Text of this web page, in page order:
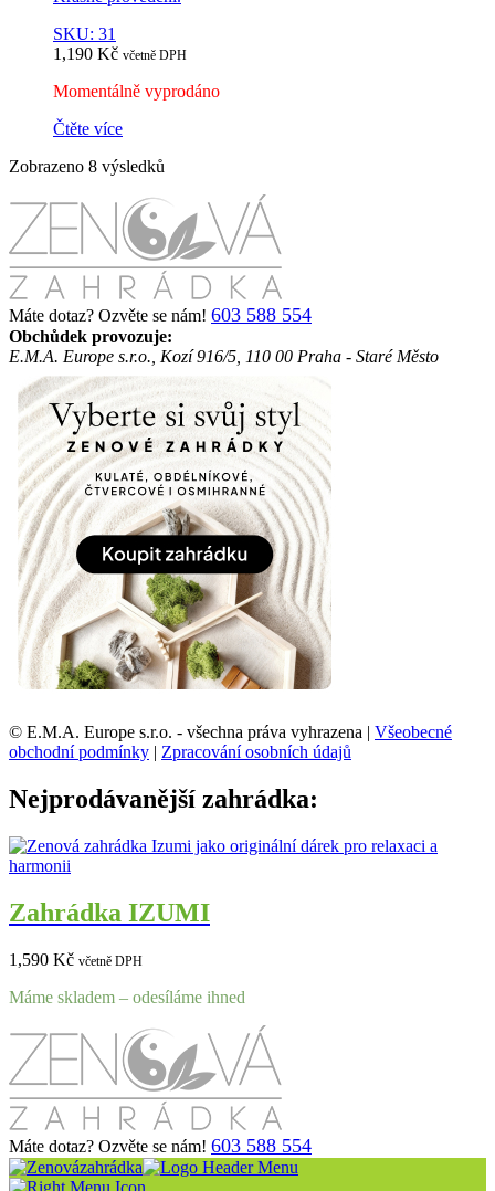
SKU: 31
1,190 Kč včetně DPH
Momentálně vyprodáno
Čtěte více
Zobrazeno 8 výsledků
Máte dotaz? Ozvěte se nám! 603 588 554
Obchůdek provozuje:
E.M.A. Europe s.r.o., Kozí 916/5, 110 00 Praha - Staré Město
© E.M.A. Europe s.r.o. - všechna práva vyhrazena | Všeobecné
obchodní podmínky | Zpracování osobních údajů
Nejprodávanější zahrádka:
Zahrádka IZUMI
1,590 Kč včetně DPH
Máme skladem – odesíláme ihned
Máte dotaz? Ozvěte se nám! 603 588 554